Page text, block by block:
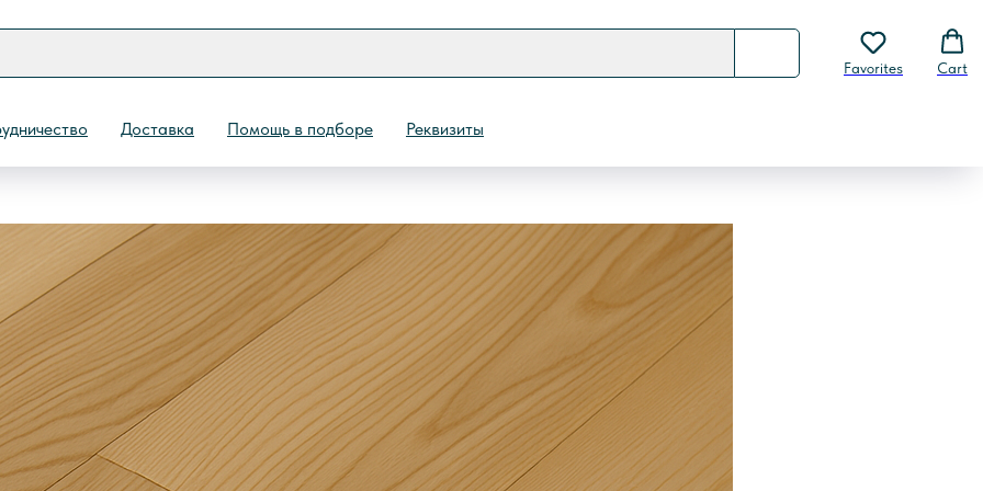
Favorites Cart
Доставка Помощь в подборе Реквизиты
Назад